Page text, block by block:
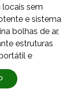
sem
e sistema
bolhas de ar,
estruturas
e